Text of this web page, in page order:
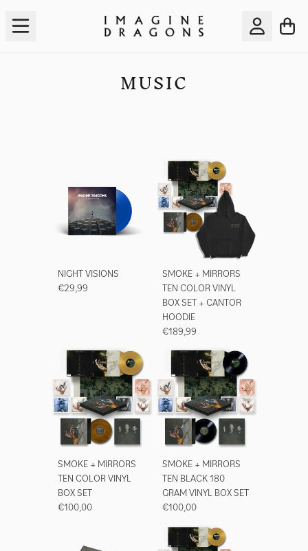
KONTO
MUSIC
NIGHT VISIONS
€29,99
SMOKE + MIRRORS
TEN COLOR VINYL
BOX SET + CANTOR
HOODIE
€189,99
SMOKE + MIRRORS
TEN COLOR VINYL
BOX SET
€100,00
SMOKE + MIRRORS
TEN BLACK 180
GRAM VINYL BOX SET
€100,00